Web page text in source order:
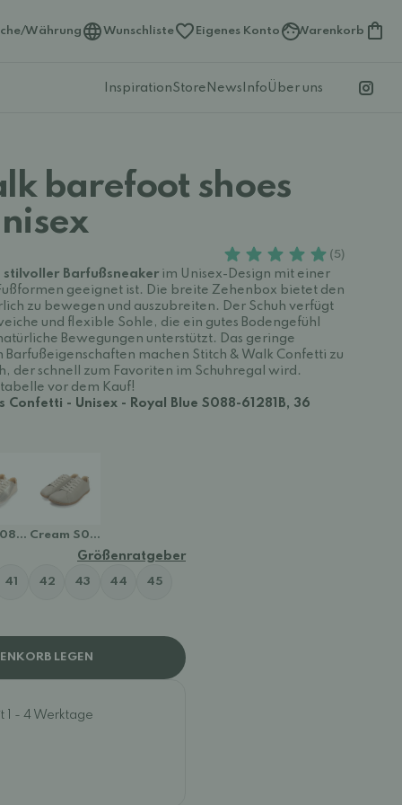
Währung Wunschliste Eigenes Konto Warenkorb
InspirationStore News Info Über uns
barefoot shoes
(5)
Barfußsneaker im Unisex-Design mit einer
geeignet ist. Die breite Zehenbox bietet den
zu bewegen und auszubreiten. Der Schuh verfügt
und flexible Sohle, die ein gutes Bodengefühl
Bewegungen unterstützt. Das geringe
machen Stitch & Walk Confetti zu
der schnell zum Favoriten im Schuhregal wird.
vor dem Kauf!
- Unisex - Royal Blue S088-61281B, 36
61281E
Cream S088-61281
Größenratgeber
41 42 43 44 45
LEGEN
1 - 4 Werktage